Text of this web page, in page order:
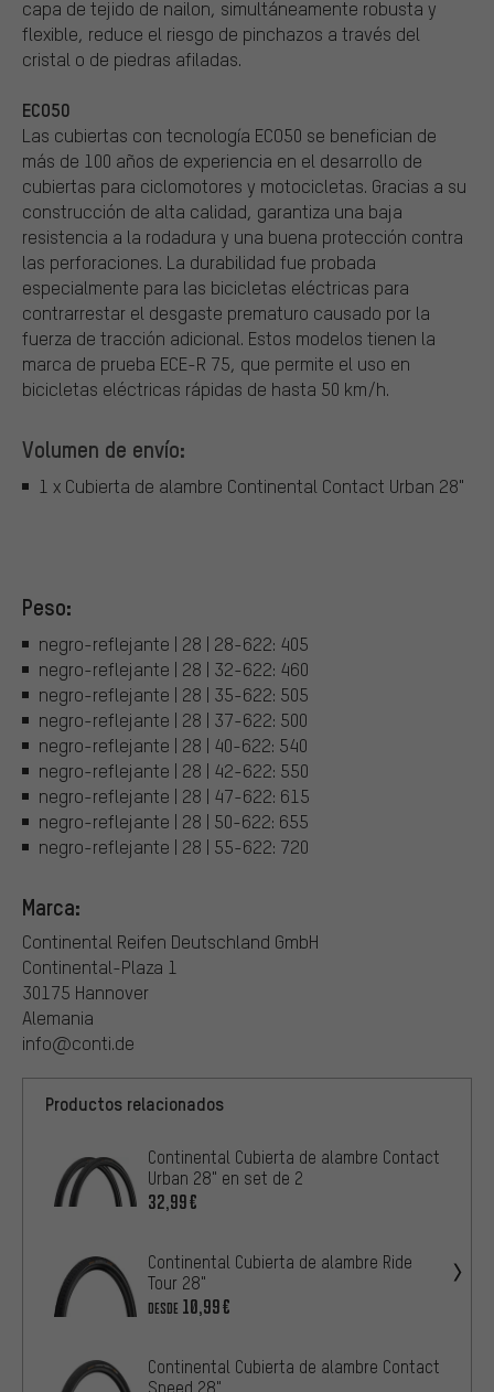
capa de tejido de nailon, simultáneamente robusta y
flexible, reduce el riesgo de pinchazos a través del
cristal o de piedras afiladas.
ECO50
Las cubiertas con tecnología ECO50 se benefician de
más de 100 años de experiencia en el desarrollo de
cubiertas para ciclomotores y motocicletas. Gracias a su
construcción de alta calidad, garantiza una baja
resistencia a la rodadura y una buena protección contra
las perforaciones. La durabilidad fue probada
especialmente para las bicicletas eléctricas para
contrarrestar el desgaste prematuro causado por la
fuerza de tracción adicional. Estos modelos tienen la
marca de prueba ECE-R 75, que permite el uso en
bicicletas eléctricas rápidas de hasta 50 km/h.
Volumen de envío:
1 x Cubierta de alambre Continental Contact Urban 28"
Peso:
negro-reflejante | 28 | 28-622: 405
negro-reflejante | 28 | 32-622: 460
negro-reflejante | 28 | 35-622: 505
negro-reflejante | 28 | 37-622: 500
negro-reflejante | 28 | 40-622: 540
negro-reflejante | 28 | 42-622: 550
negro-reflejante | 28 | 47-622: 615
negro-reflejante | 28 | 50-622: 655
negro-reflejante | 28 | 55-622: 720
Marca:
Continental Reifen Deutschland GmbH
Continental-Plaza 1
30175 Hannover
Alemania
info@conti.de
Productos relacionados
Continental Cubierta de alambre Contact
Urban 28" en set de 2
32,99€
Continental Cubierta de alambre Ride
Tour 28"
DESDE 10,99€
Continental Cubierta de alambre Contact